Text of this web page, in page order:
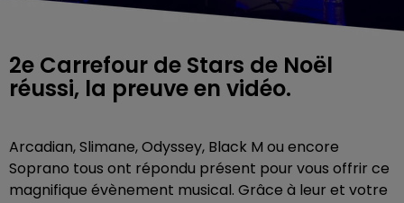
2e Carrefour de Stars de Noël
réussi, la preuve en vidéo.
Arcadian, Slimane, Odyssey, Black M ou encore
Soprano tous ont répondu présent pour vous offrir ce
magnifique évènement musical. Grâce à leur et votre